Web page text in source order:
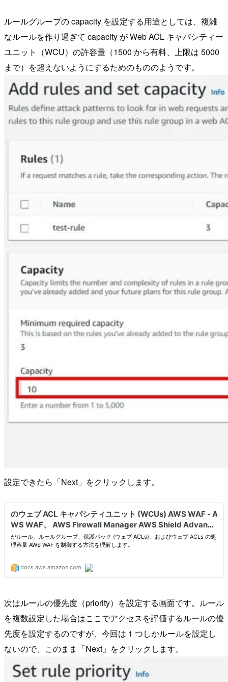
ルールグループの capacity を設定する用途としては、複雑
なルールを作り過ぎて capacity が Web ACL キャパシティー
ユニット（WCU）の許容量（1500 から有料、上限は 5000
まで）を超えないようにするためのもののようです。
設定できたら「Next」をクリックします。
次はルールの優先度（priority）を設定する画面です。ルール
を複数設定した場合はここでアクセスを評価するルールの優
先度を設定するのですが、今回は 1 つしかルールを設定し
ないので、このまま「Next」をクリックします。